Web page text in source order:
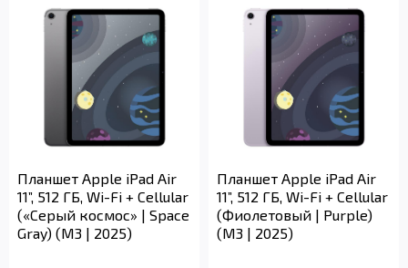
Планшет Apple iPad Air
11”, 512 ГБ, Wi-Fi + Cellular
(«Серый космос» | Space
Gray) (M3 | 2025)
Планшет Apple iPad Air
11”, 512 ГБ, Wi-Fi + Cellular
(Фиолетовый | Purple)
(M3 | 2025)